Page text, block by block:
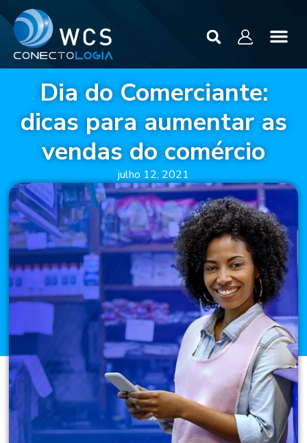
Dia do Comerciante:
dicas para aumentar as
vendas do comércio
julho 12, 2021